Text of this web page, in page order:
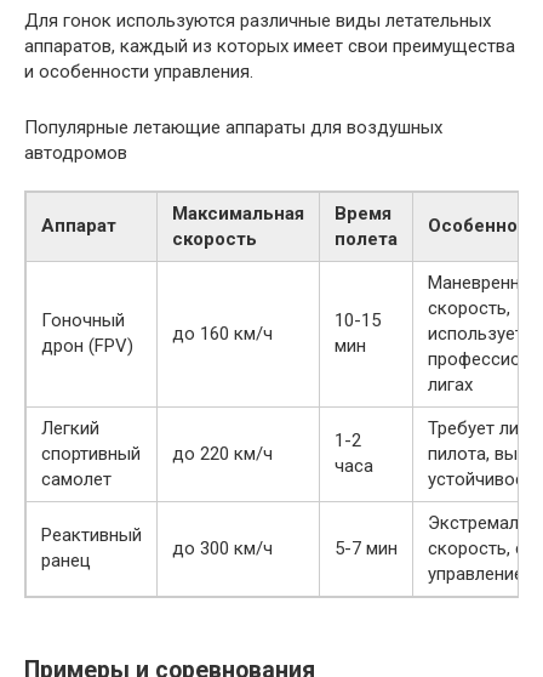
Для гонок используются различные виды летательных
аппаратов, каждый из которых имеет свои преимущества
и особенности управления.
Популярные летающие аппараты для воздушных
автодромов
Аппарат
Максимальная
скорость
Время
полета
Гоночный
дрон (FPV)
до 160 км/ч
10-15
мин
скорость,
лигах
Легкий
спортивный
самолет
до 220 км/ч
1-2
часа
Требует
пилота,
устойчивость
Реактивный
ранец
до 300 км/ч 5-7 мин
скорость,
управление
Примеры и соревнования